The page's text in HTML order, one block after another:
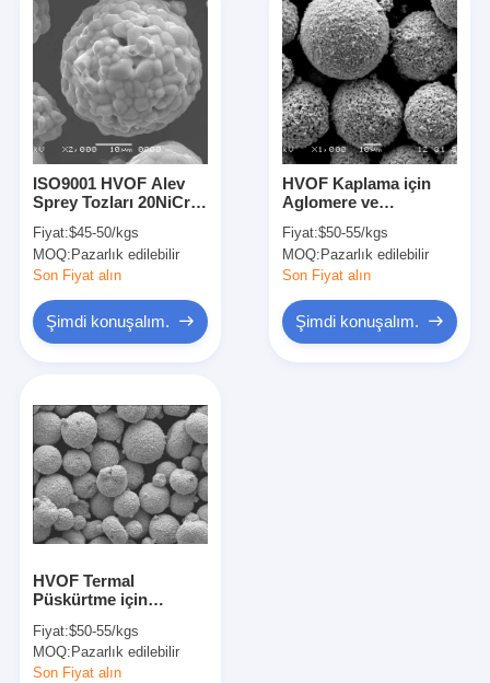
Ürün
Bizim Hakkımızda
Fabrika turu
Kalite Kontrolü
Bizimle İletişim
Şimdi konuşalım.
Tungsten Karbür Tozu Döküm
Makro Tungsten Karbür Tozu
Küresel Döküm Tungsten Karbür
Termal Sprey Tozları
Tungsten Metal Tozu
Çimentolu Karbür Pelet
ISO9001 HVOF Alev
Sprey Tozları 20NiCr-
Metal Tozu
Fiyat:$45-50/kgs
MOQ: Pazarlık edilebilir
Son Fiyat alın
Şimdi konuşalım.
HVOF Kaplama için
Aglomere ve
Krom Tozu WC-CrC-Ni
73/20/7
Fiyat:$50-55/kgs
MOQ: Pazarlık edilebilir
Son Fiyat alın
Şimdi konuşalım.
HVOF Termal
Püskürtme için
Tozu WC-10Ni 90/10
Fiyat:$50-55/kgs
MOQ: Pazarlık edilebilir
Son Fiyat alın